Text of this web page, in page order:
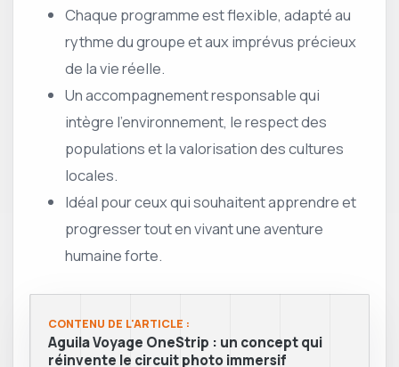
Chaque programme est flexible, adapté au
rythme du groupe et aux imprévus précieux
de la vie réelle.
Un accompagnement responsable qui
intègre l’environnement, le respect des
populations et la valorisation des cultures
locales.
Idéal pour ceux qui souhaitent apprendre et
progresser tout en vivant une aventure
humaine forte.
CONTENU DE L'ARTICLE :
Aguila Voyage OneStrip : un concept qui
réinvente le circuit photo immersif